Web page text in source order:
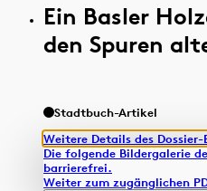
Ein Basler
den Spuren
Stadtbuch-Artikel
Weitere Details des
Die folgende Bildergalerie
barrierefrei.
Weiter zum zugänglichen